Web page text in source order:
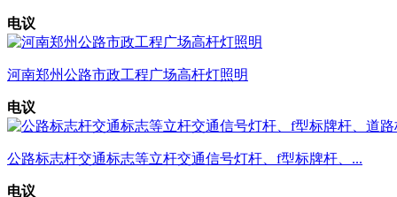
电议
河南郑州公路市政工程广场高杆灯照明
电议
公路标志杆交通标志等立杆交通信号灯杆、f型标牌杆、...
电议